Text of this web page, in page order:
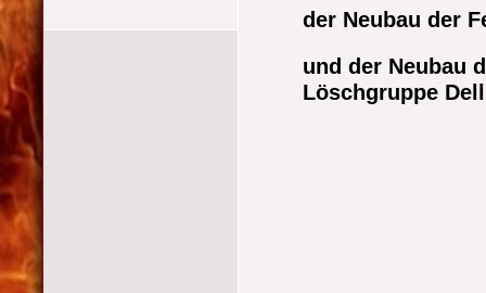
der Neubau der
und der Neubau
Löschgruppe